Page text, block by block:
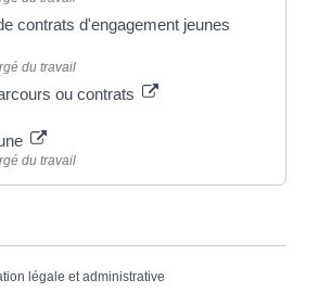
contrats d'engagement jeunes
du travail
ou contrats
du travail
légale et administrative